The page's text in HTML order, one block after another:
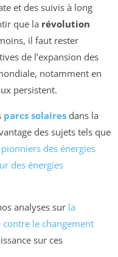
et des suivis à long
que la révolution
il faut rester
de l’expansion des
notamment en
persistent.
parcs solaires dans la
des sujets tels que
des énergies
des énergies
analyses sur la
contre le changement
sur ces